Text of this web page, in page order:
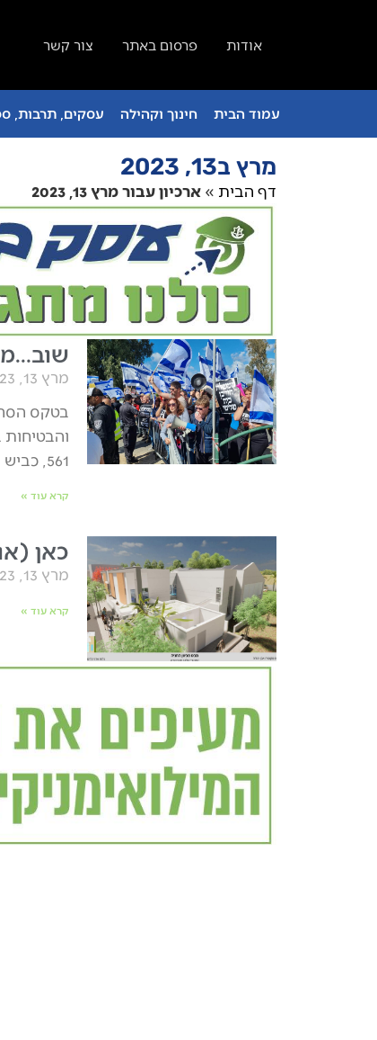
אודות פרסום באתר צור קשר
עמוד הבית חינוך וקהילה עסקים, תרבות,
מרץ ב13, 2023
דף הבית » ארכיון עבור מרץ 13, 2023
מרץ 13, 2023
בטקס
561, כביש
קרא עוד »
כאן
מרץ 13, 2023
קרא עוד »